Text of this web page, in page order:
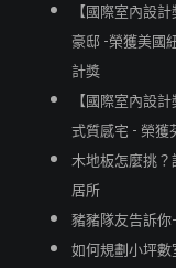
【國際室內設
豪邸 -榮獲美國
計獎
【國際室內設
式質感宅 - 榮獲
木地板怎麼挑
居所
豬豬隊友告訴你
如何規劃小坪